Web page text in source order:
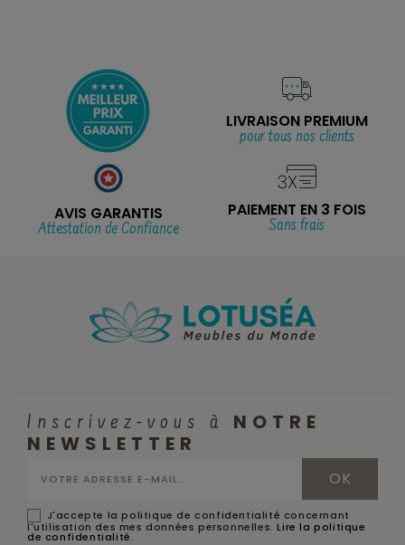
LIVRAISON PREMIUM
pour tous nos clients
AVIS GARANTIS
Attestation de Confiance
PAIEMENT EN 3 FOIS
Sans frais
Inscrivez-vous à
NOTRE
NEWSLETTER
J'accepte la politique de confidentialité concernant
l'utilisation des mes données personnelles.Lire la politique
de confidentialité.